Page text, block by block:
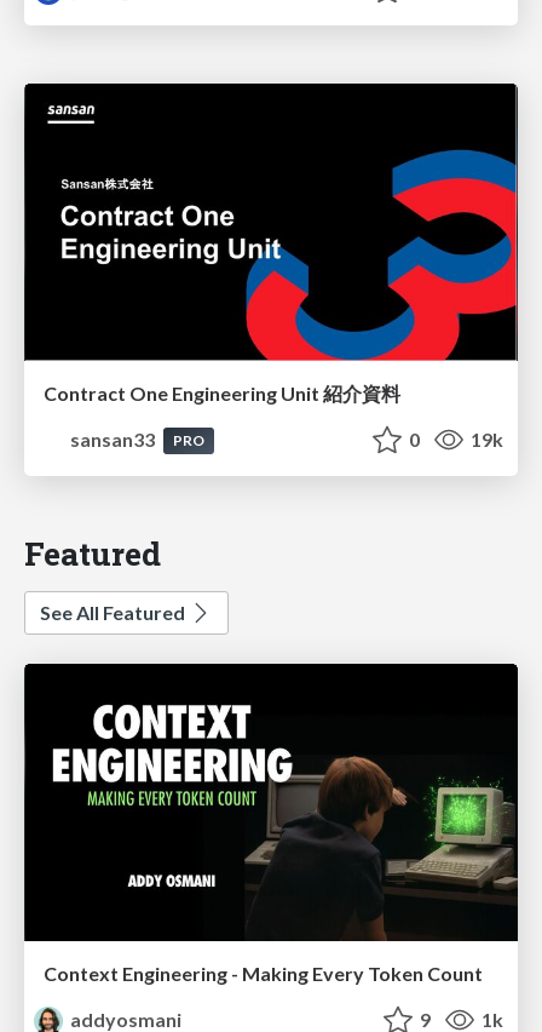
Contract One Engineering Unit 紹介資料
sansan33
PRO 0 19k
Featured
See All Featured
Context Engineering - Making Every Token Count
addyosmani
9 1k